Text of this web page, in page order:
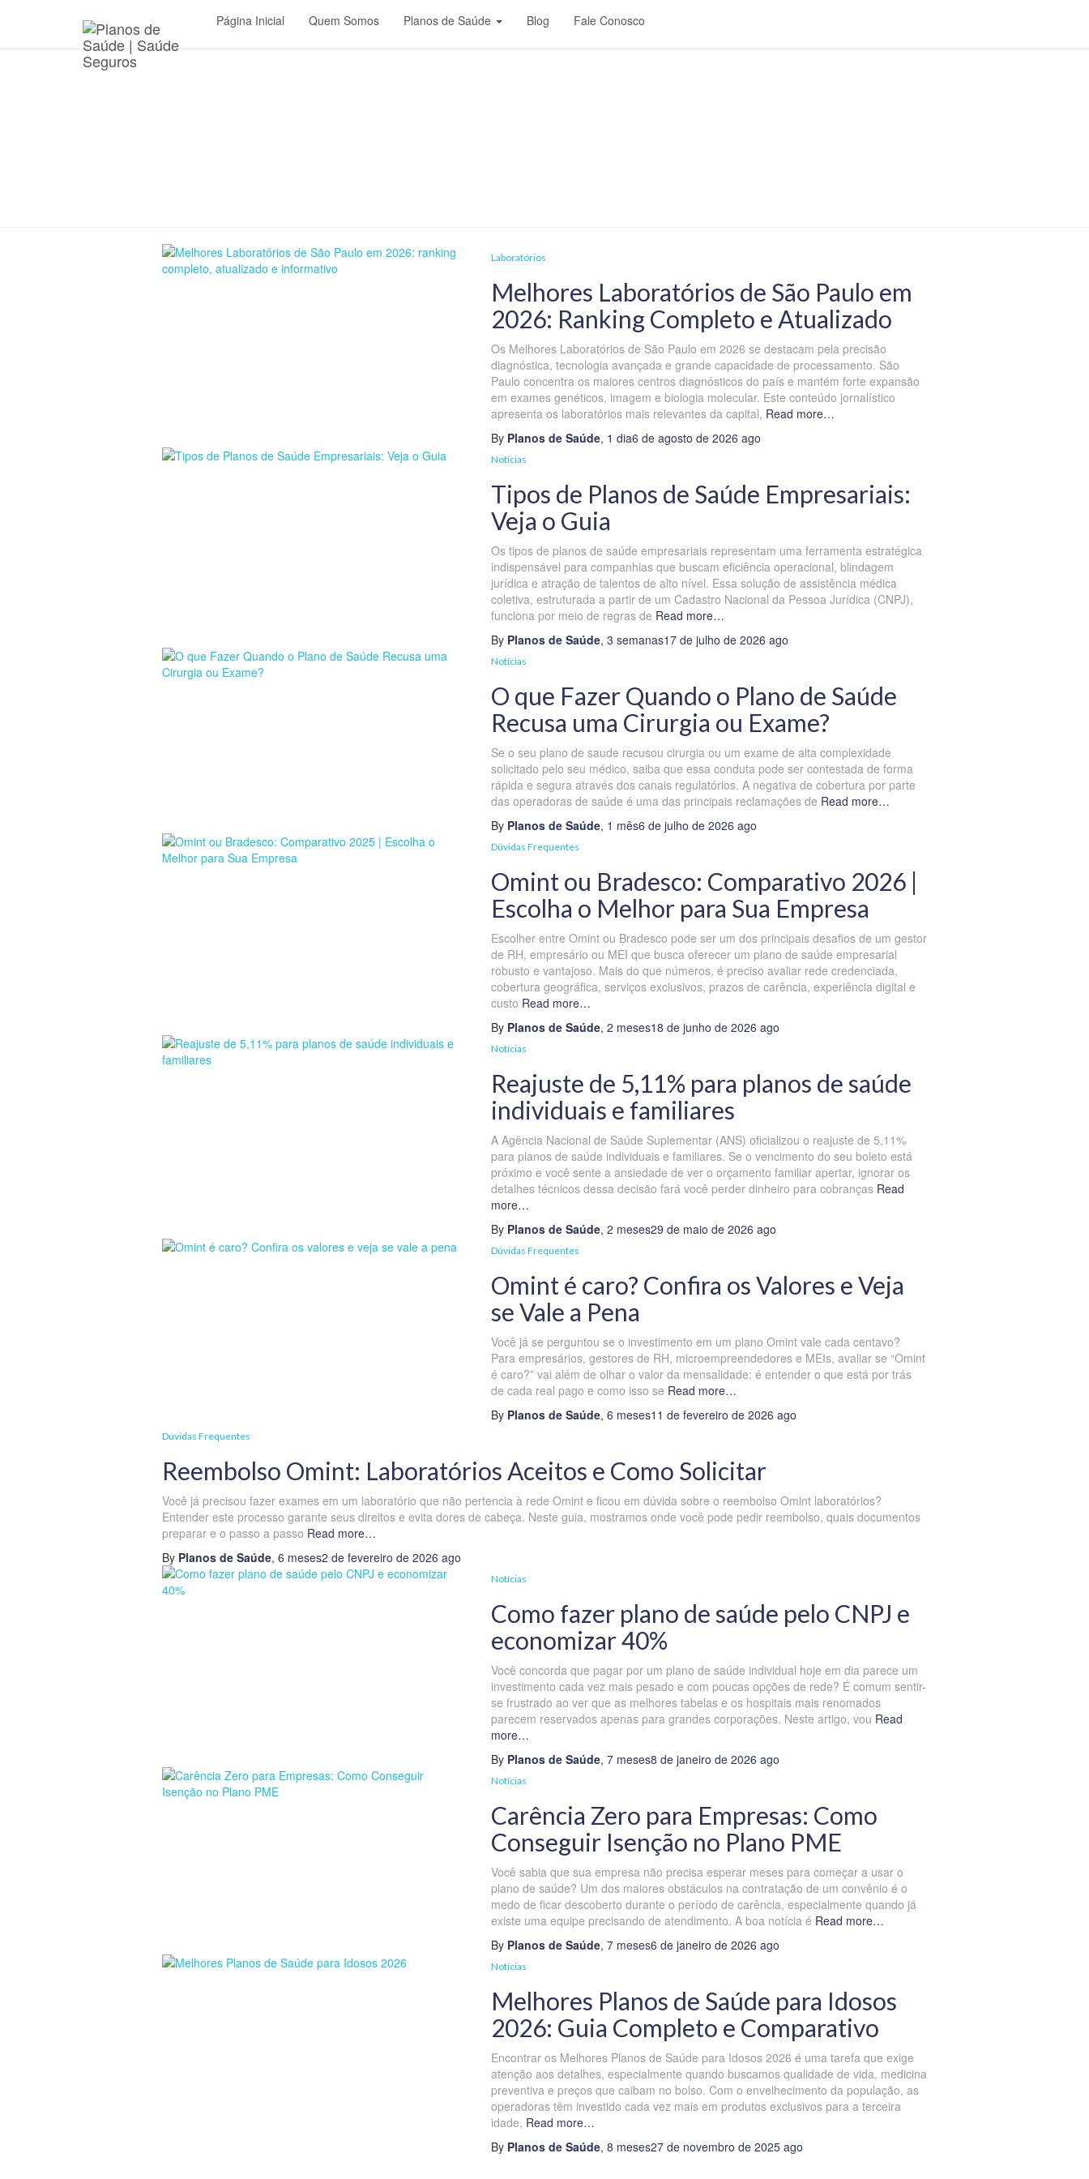
Página Inicial Quem Somos Planos de Saúde Blog Fale Conosco
Laboratórios
Melhores Laboratórios de São Paulo em
2026: Ranking Completo e Atualizado
Os Melhores Laboratórios de São Paulo em 2026 se destacam pela precisão
diagnóstica, tecnologia avançada e grande capacidade de processamento. São
Paulo concentra os maiores centros diagnósticos do país e mantém forte expansão
em exames genéticos, imagem e biologia molecular. Este conteúdo jornalístico
apresenta os laboratórios mais relevantes da capital, Read more…
By Planos de Saúde, 1 dia6 de agosto de 2026 ago
Notícias
Tipos de Planos de Saúde Empresariais:
Veja o Guia
Os tipos de planos de saúde empresariais representam uma ferramenta estratégica
indispensável para companhias que buscam eficiência operacional, blindagem
jurídica e atração de talentos de alto nível. Essa solução de assistência médica
coletiva, estruturada a partir de um Cadastro Nacional da Pessoa Jurídica (CNPJ),
funciona por meio de regras de Read more…
By Planos de Saúde, 3 semanas17 de julho de 2026 ago
Notícias
O que Fazer Quando o Plano de Saúde
Recusa uma Cirurgia ou Exame?
Se o seu plano de saude recusou cirurgia ou um exame de alta complexidade
solicitado pelo seu médico, saiba que essa conduta pode ser contestada de forma
rápida e segura através dos canais regulatórios. A negativa de cobertura por parte
das operadoras de saúde é uma das principais reclamações de Read more…
By Planos de Saúde, 1 mês6 de julho de 2026 ago
Dúvidas Frequentes
Omint ou Bradesco: Comparativo 2026 |
Escolha o Melhor para Sua Empresa
Escolher entre Omint ou Bradesco pode ser um dos principais desafios de um gestor
de RH, empresário ou MEI que busca oferecer um plano de saúde empresarial
robusto e vantajoso. Mais do que números, é preciso avaliar rede credenciada,
cobertura geográfica, serviços exclusivos, prazos de carência, experiência digital e
custo Read more…
By Planos de Saúde, 2 meses18 de junho de 2026 ago
Notícias
Reajuste de 5,11% para planos de saúde
individuais e familiares
A Agência Nacional de Saúde Suplementar (ANS) oficializou o reajuste de 5,11%
para planos de saúde individuais e familiares. Se o vencimento do seu boleto está
próximo e você sente a ansiedade de ver o orçamento familiar apertar, ignorar os
detalhes técnicos dessa decisão fará você perder dinheiro para cobrançasRead
more…
By Planos de Saúde, 2 meses29 de maio de 2026 ago
Dúvidas Frequentes
Omint é caro? Confira os Valores e Veja
se Vale a Pena
Você já se perguntou se o investimento em um plano Omint vale cada centavo?
Para empresários, gestores de RH, microempreendedores e MEIs, avaliar se “Omint
é caro?” vai além de olhar o valor da mensalidade: é entender o que está por trás
de cada real pago e como isso se Read more…
By Planos de Saúde, 6 meses11 de fevereiro de 2026 ago
Dúvidas Frequentes
Reembolso Omint: Laboratórios Aceitos e Como Solicitar
Você já precisou fazer exames em um laboratório que não pertencia à rede Omint e ficou em dúvida sobre o reembolso Omint laboratórios?
Entender este processo garante seus direitos e evita dores de cabeça. Neste guia, mostramos onde você pode pedir reembolso, quais documentos
preparar e o passo a passo Read more…
By Planos de Saúde, 6 meses2 de fevereiro de 2026 ago
Notícias
Como fazer plano de saúde pelo CNPJ e
economizar 40%
Você concorda que pagar por um plano de saúde individual hoje em dia parece um
investimento cada vez mais pesado e com poucas opções de rede? É comum sentir-
se frustrado ao ver que as melhores tabelas e os hospitais mais renomados
parecem reservados apenas para grandes corporações. Neste artigo, vou Read
more…
By Planos de Saúde, 7 meses8 de janeiro de 2026 ago
Notícias
Carência Zero para Empresas: Como
Conseguir Isenção no Plano PME
Você sabia que sua empresa não precisa esperar meses para começar a usar o
plano de saúde? Um dos maiores obstáculos na contratação de um convênio é o
medo de ficar descoberto durante o período de carência, especialmente quando já
existe uma equipe precisando de atendimento. A boa notícia é Read more…
By Planos de Saúde, 7 meses6 de janeiro de 2026 ago
Notícias
Melhores Planos de Saúde para Idosos
2026: Guia Completo e Comparativo
Encontrar os Melhores Planos de Saúde para Idosos 2026 é uma tarefa que exige
atenção aos detalhes, especialmente quando buscamos qualidade de vida, medicina
preventiva e preços que caibam no bolso. Com o envelhecimento da população, as
operadoras têm investido cada vez mais em produtos exclusivos para a terceira
idade, Read more…
By Planos de Saúde, 8 meses27 de novembro de 2025ago